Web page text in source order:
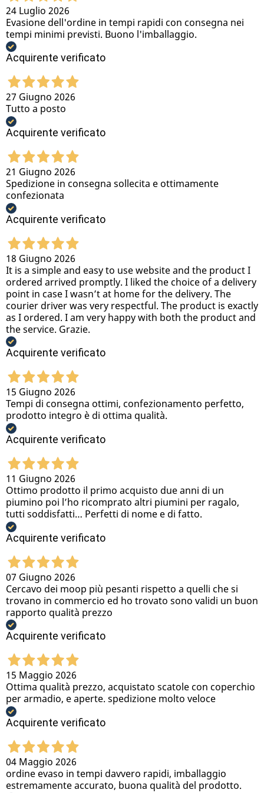
24 Luglio 2026
Evasione dell'ordine in tempi rapidi con consegna nei
tempi minimi previsti. Buono l'imballaggio.
Acquirente verificato
27 Giugno 2026
Tutto a posto
Acquirente verificato
21 Giugno 2026
Spedizione in consegna sollecita e ottimamente
confezionata
Acquirente verificato
18 Giugno 2026
It is a simple and easy to use website and the product I
ordered arrived promptly. I liked the choice of a delivery
point in case I wasn’t at home for the delivery. The
courier driver was very respectful. The product is exactly
as I ordered. I am very happy with both the product and
the service. Grazie.
Acquirente verificato
15 Giugno 2026
Tempi di consegna ottimi, confezionamento perfetto,
prodotto integro è di ottima qualità.
Acquirente verificato
11 Giugno 2026
Ottimo prodotto il primo acquisto due anni di un
piumino poi l’ho ricomprato altri piumini per ragalo,
tutti soddisfatti… Perfetti di nome e di fatto.
Acquirente verificato
07 Giugno 2026
Cercavo dei moop più pesanti rispetto a quelli che si
trovano in commercio ed ho trovato sono validi un buon
rapporto qualità prezzo
Acquirente verificato
15 Maggio 2026
Ottima qualità prezzo, acquistato scatole con coperchio
per armadio, e aperte. spedizione molto veloce
Acquirente verificato
04 Maggio 2026
ordine evaso in tempi davvero rapidi, imballaggio
estremamente accurato, buona qualità del prodotto.